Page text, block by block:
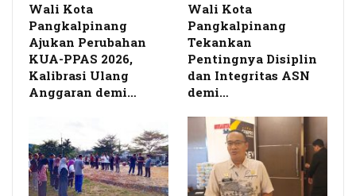
Wali Kota
Pangkalpinang
Ajukan Perubahan
KUA-PPAS 2026,
Kalibrasi Ulang
Anggaran demi…
Wali Kota
Pangkalpinang
Tekankan
Pentingnya Disiplin
dan Integritas ASN
demi…